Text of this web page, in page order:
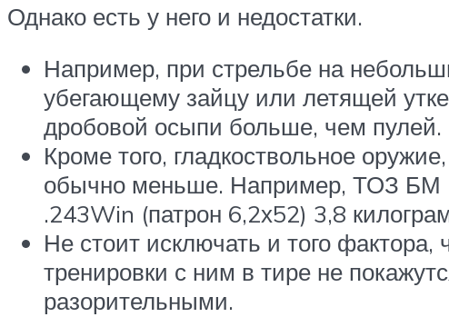
Однако есть у него и недостатки.
Например, при стрельбе на
убегающему зайцу или летящей
дробовой осыпи больше, чем пулей.
Кроме того, гладкоствольное
обычно меньше. Например, ТОЗ БМ
.243Win (патрон 6,2х52) 3,8
Не стоит исключать и того
тренировки с ним в тире не
разорительными.